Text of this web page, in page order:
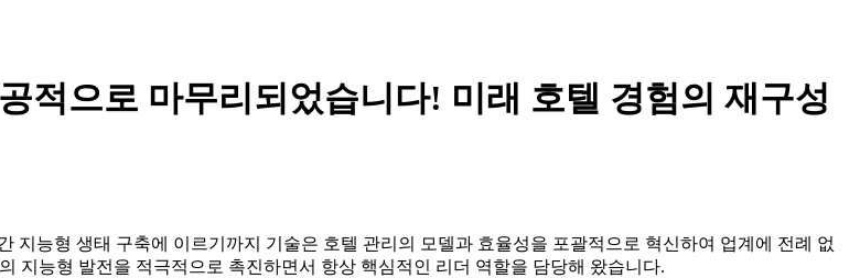
적으로 마무리되었습니다! 미래 호텔 경험의 재구성
지능형 생태 구축에 이르기까지 기술은 호텔 관리의 모델과 효율성을 포괄적으로 혁신하여 업계에 전례 없
지능형 발전을 적극적으로 촉진하면서 항상 핵심적인 리더 역할을 담당해 왔습니다.